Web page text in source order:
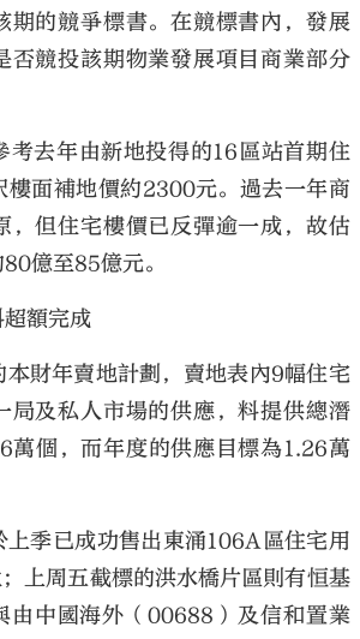
期的競爭標書。在競標書內，發展
否競投該期物業發展項目商業部分
考去年由新地投得的16區站首期住
樓面補地價約2300元。過去一年商
，但住宅樓價已反彈逾一成，故估
億至85億元。
額完成
財年賣地計劃，賣地表內9幅住宅
局及私人市場的供應，料提供總潛
萬個，而年度的供應目標為1.26萬
上季已成功售出東涌106A區住宅用
上周五截標的洪水橋片區則有恒基
由中國海外（00688）及信和置業